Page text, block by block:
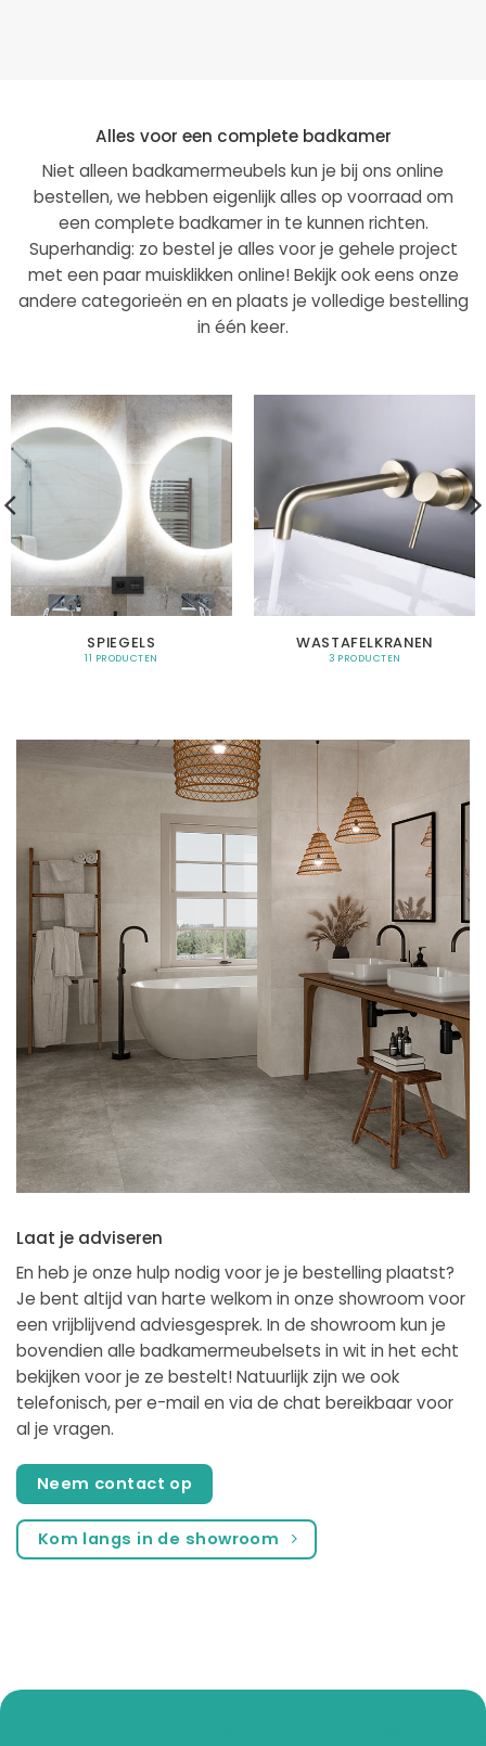
Alles voor een complete badkamer
Niet alleen badkamermeubels kun je bij ons online
bestellen, we hebben eigenlijk alles op voorraad om
een complete badkamer in te kunnen richten.
Superhandig: zo bestel je alles voor je gehele project
met een paar muisklikken online! Bekijk ook eens onze
andere categorieën en en plaats je volledige bestelling
in één keer.
SPIEGELS
11 PRODUCTEN
WASTAFELKRANEN
3 PRODUCTEN
Laat je adviseren
En heb je onze hulp nodig voor je je bestelling plaatst?
Je bent altijd van harte welkom in onze showroom voor
een vrijblijvend adviesgesprek. In de showroom kun je
bovendien alle badkamermeubelsets in wit in het echt
bekijken voor je ze bestelt! Natuurlijk zijn we ook
telefonisch, per e-mail en via de chat bereikbaar voor
al je vragen.
Neem contact op
Kom langs in de showroom